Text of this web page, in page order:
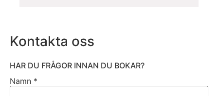
Kontakta oss
HAR DU FRÅGOR INNAN DU BOKAR?
Namn *